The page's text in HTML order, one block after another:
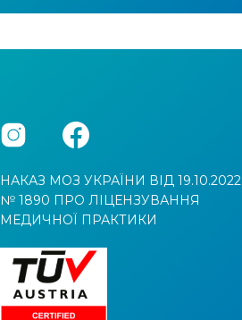
НАКАЗ МОЗ УКРАЇНИ ВІД 19.10.2022
№ 1890 ПРО ЛІЦЕНЗУВАННЯ
МЕДИЧНОЇ ПРАКТИКИ